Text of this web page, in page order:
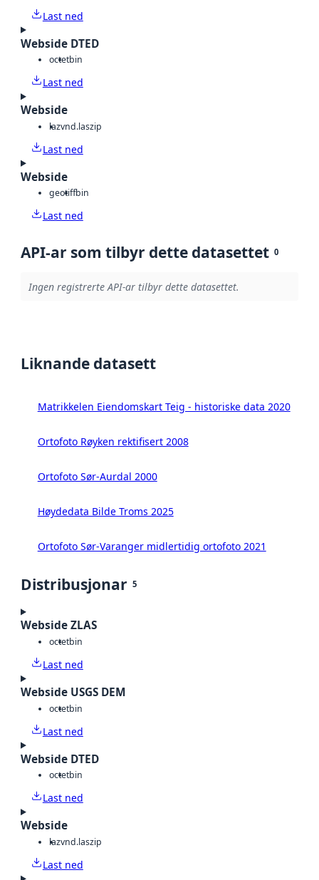
Last ned
Webside DTED
octetbin
Last ned
Webside
lazvnd.laszip
Last ned
Webside
geotiffbin
Last ned
API-ar som tilbyr dette datasettet 0
Ingen registrerte API-ar tilbyr dette datasettet.
Liknande datasett
Matrikkelen Eiendomskart Teig - historiske data 2020
Ortofoto Røyken rektifisert 2008
Ortofoto Sør-Aurdal 2000
Høydedata Bilde Troms 2025
Ortofoto Sør-Varanger midlertidig ortofoto 2021
Distribusjonar 5
Webside ZLAS
octetbin
Last ned
Webside USGS DEM
octetbin
Last ned
Webside DTED
octetbin
Last ned
Webside
lazvnd.laszip
Last ned